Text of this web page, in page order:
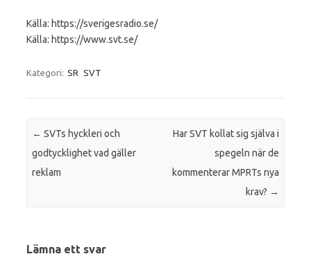
Källa: https://sverigesradio.se/
Källa: https://www.svt.se/
Kategori: SR SVT
Inläggsnavigering
← SVTs hyckleri och
godtycklighet vad gäller
reklam
Har SVT kollat sig själva i
spegeln när de
kommenterar MPRTs nya
krav? →
Lämna ett svar